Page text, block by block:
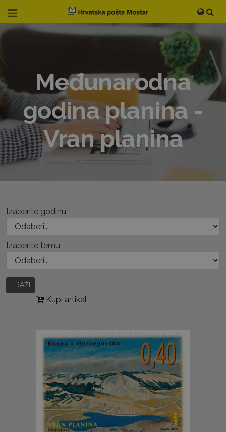
Međunarodna
godina planina -
Vran planina
Izaberite godinu
Izaberite temu
TRAŽI
Kupi artikal